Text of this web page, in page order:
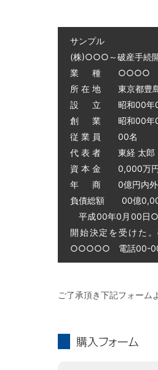
サンプル
(株)○○○～破産手続
業 種 ○○○○
所 在 地 東京都
設 立 昭和00年0
創 業 昭和00年0
従 業 員 00名
代 表 者 東経 太郎
資 本 金 0,000万
年 商 0億円内外
負債総額 00億
平成00年0月00日
開始決定を受けた
○○○○○ 電話00-
ご了承頂き下記フォーム